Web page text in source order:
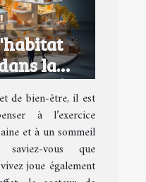
la
santé et
être
de bien-être, il est
à l’exercice
et à un sommeil
saviez-vous que
joue également